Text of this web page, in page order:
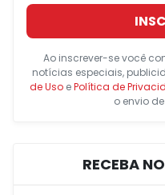
Ao inscrever-se você
notícias especiais,
de UsoePolítica de
o envio
RECEBA